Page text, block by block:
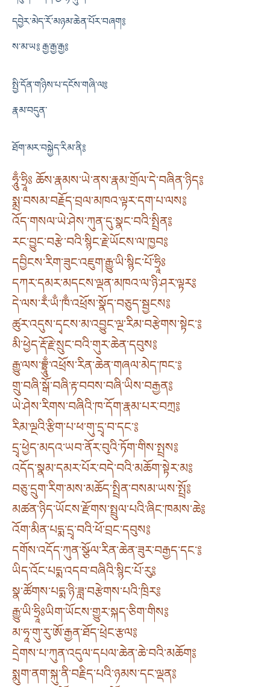
དབྱེར་མེད་རོ་མཉམ་ཆེན་པོར་བཞག༔
ས་མ་ཡ༔ རྒྱ་རྒྱ་རྒྱ༔
སྤྱི་དོན་གཉིས་པ་དངོས་གཞི་ལ༔
རྣམ་བདུན་
ཐོག་མར་བསྐྱེད་རིམ་ནི༔
ཧཱུྃ་ཧྲཱིཿ ཆོས་རྣམས་ཡེ་ནས་རྣམ་གྲོལ་དེ་བཞིན་ཉིད༔
སྨྲ་བསམ་བརྗོད་བྲལ་མཁའ་ལྟར་དག་པ་ལས༔
འོད་གསལ་ཡེ་ཤེས་ཀུན་དུ་སྣང་བའི་སྤྲིན༔
རང་བྱུང་བརྩེ་བའི་སྙིང་རྗེ་ཡོངས་ལ་ཁྱབ༔
དབྱིངས་རིག་ཟུང་འཇུག་རྒྱུ་ཡི་སྙིང་པོ་ཧྲཱིཿ
དཀར་དམར་མདངས་ལྡན་མཁའ་ལ་ཉི་ཤར་ལྟར༔
དེ་ལས་རྃ་ཡྃ་ཁྃ་འཕྲོས་སྣོད་བཅུད་སྦྱངས༔
ཚུར་འདུས་དྭངས་མ་འབྱུང་ལྔ་རིམ་བརྩེགས་སྟེང་༔
མི་ཕྱེད་རྡོ་རྗེ་སྲུང་བའི་གུར་ཆེན་དབུས༔
རྒྱུ་ལས་བྷྲཱུྃ་འཕྲོས་རིན་ཆེན་གཞལ་མེད་ཁང་༔
གྲུ་བཞི་སྒོ་བཞི་རྟ་བབས་བཞི་ཡིས་བརྒྱན༔
ཡེ་ཤེས་རིགས་བཞིའི་ཁ་དོག་རྣམ་པར་བཀྲ༔
རིམ་ལྔའི་རྩིག་པ་ཕ་གུ་དྲྭ་བ་དང་༔
དྲྭ་ཕྱེད་མདའ་ཡབ་ནོར་བུའི་ཏོག་གིས་སྤྲས༔
འདོད་སྣམ་དམར་པོར་བདེ་བའི་མཆོག་སྟེར་མ༔
བཅུ་དྲུག་རིག་མས་མཆོད་སྤྲིན་བསམ་ཡས་སྤྲོ༔
མཚན་ཉིད་ཡོངས་རྫོགས་སྤྲུལ་པའི་ཞིང་ཁམས་ཆེ༔
འོག་མིན་པདྨ་དྲྭ་བའི་ཕོ་བྲང་དབུས༔
དགོས་འདོད་ཀུན་སྩོལ་རིན་ཆེན་ཟུར་བརྒྱད་དང་༔
ཡིད་འོང་པདྨ་འདབ་བཞིའི་སྙིང་པོ་རུ༔
སྣ་ཚོགས་པདྨ་ཉི་ཟླ་བརྩེགས་པའི་ཁྲིར༔
རྒྱུ་ཡི་ཧྲཱིཿཡིག་ཡོངས་གྱུར་སྐད་ཅིག་གིས༔
མ་ཧཱ་གུ་རུ་ཨོ་རྒྱན་ཐོད་ཕྲེང་རྩལ༔
དྲེགས་པ་ཀུན་འདུལ་དཔལ་ཆེན་ཆེ་བའི་མཆོག༔
སྨུག་ནག་སྐུ་ནི་བརྗིད་པའི་ཉམས་དང་ལྡན༔